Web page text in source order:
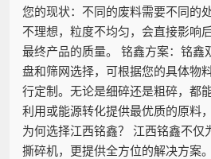
您的现状：不同的废料需要不同的
不理想，粒度不均匀，会直接影响
最终产品的质量。 铭鑫方案：铭鑫
盘和筛网选择，可根据您的具体物
行定制。无论是细碎还是粗碎，都
利用或能源转化提供最优质的原料，
为何选择江西铭鑫？ 江西铭鑫不仅
撕碎机，更提供全方位的解决方案